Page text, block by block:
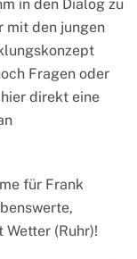
in den Dialog zu
mit den jungen
Fragen oder
direkt eine
für Frank
(Ruhr)!